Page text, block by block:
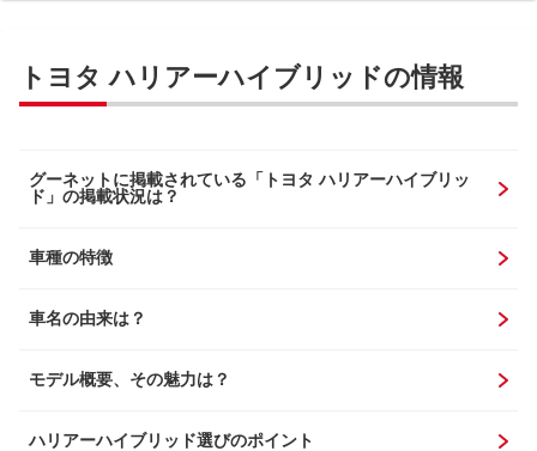
トヨタ ハリアーハイブリッドの情報
グーネットに掲載されている「トヨタ ハリアーハイブリッ
ド」の掲載状況は？
車種の特徴
車名の由来は？
モデル概要、その魅力は？
ハリアーハイブリッド選びのポイント